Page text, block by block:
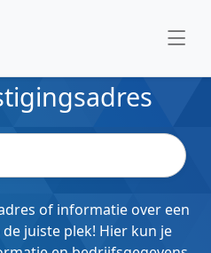
of informatie over een
juiste plek! Hier kun je